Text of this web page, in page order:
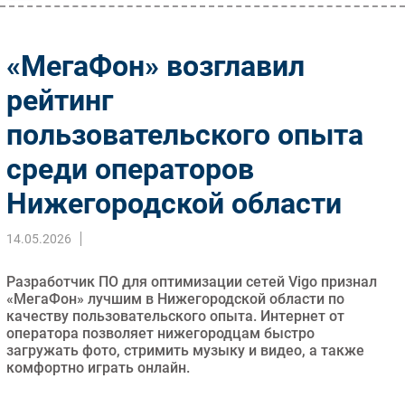
Импорто­замещение
Автоматизация Промышленности
Интернет
Фиксированная связь
Интеграция
Рынок ПК
Торговые сети
Оборудование
ПО
Outsourcing
«МегаФон» возглавил
рейтинг
пользовательского опыта
среди операторов
Нижегородской области
14.05.2026
Разработчик ПО для оптимизации сетей Vigo признал
«МегаФон» лучшим в Нижегородской области по
качеству пользовательского опыта. Интернет от
оператора позволяет нижегородцам быстро
загружать фото, стримить музыку и видео, а также
комфортно играть онлайн.